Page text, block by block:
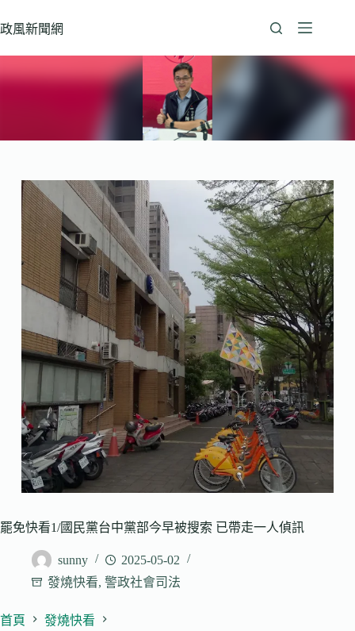
至
政風新聞網
罷免快看1/國民黨台中黨部今早被搜索 已帶走一人偵訊
sunny
2025-05-02
發燒快看, 警政社會司法
首頁
發燒快看